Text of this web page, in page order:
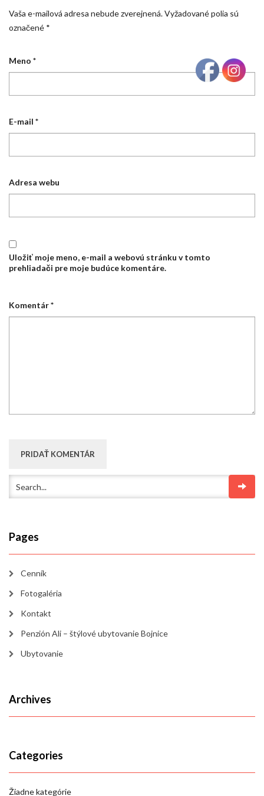
Vaša e-mailová adresa nebude zverejnená.Vyžadované polia sú
označené *
Meno *
E-mail *
Adresa webu
Uložiť moje meno, e-mail a webovú stránku v tomto
prehliadači pre moje budúce komentáre.
Komentár*
Pages
Cenník
Fotogaléria
Kontakt
Penzión Ali – štýlové ubytovanie Bojnice
Ubytovanie
Archives
Categories
Žiadne kategórie